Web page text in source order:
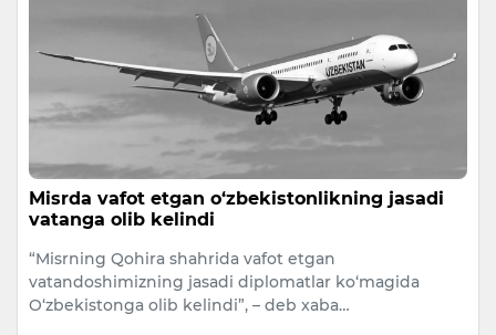
Misrda vafot etgan o‘zbekistonlikning jasadi
vatanga olib kelindi
“Misrning Qohira shahrida vafot etgan
vatandoshimizning jasadi diplomatlar ko‘magida
O‘zbekistonga olib kelindi”, – deb xaba…